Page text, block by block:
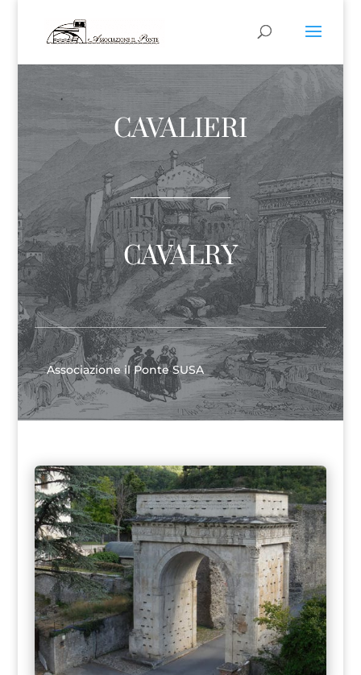
CAVALIERI
CAVALRY
Associazione il Ponte SUSA